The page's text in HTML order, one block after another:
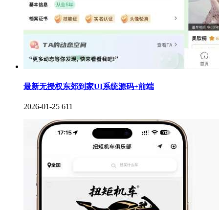
最新无授权东郊到家UI系统源码+前端
2026-01-25 611